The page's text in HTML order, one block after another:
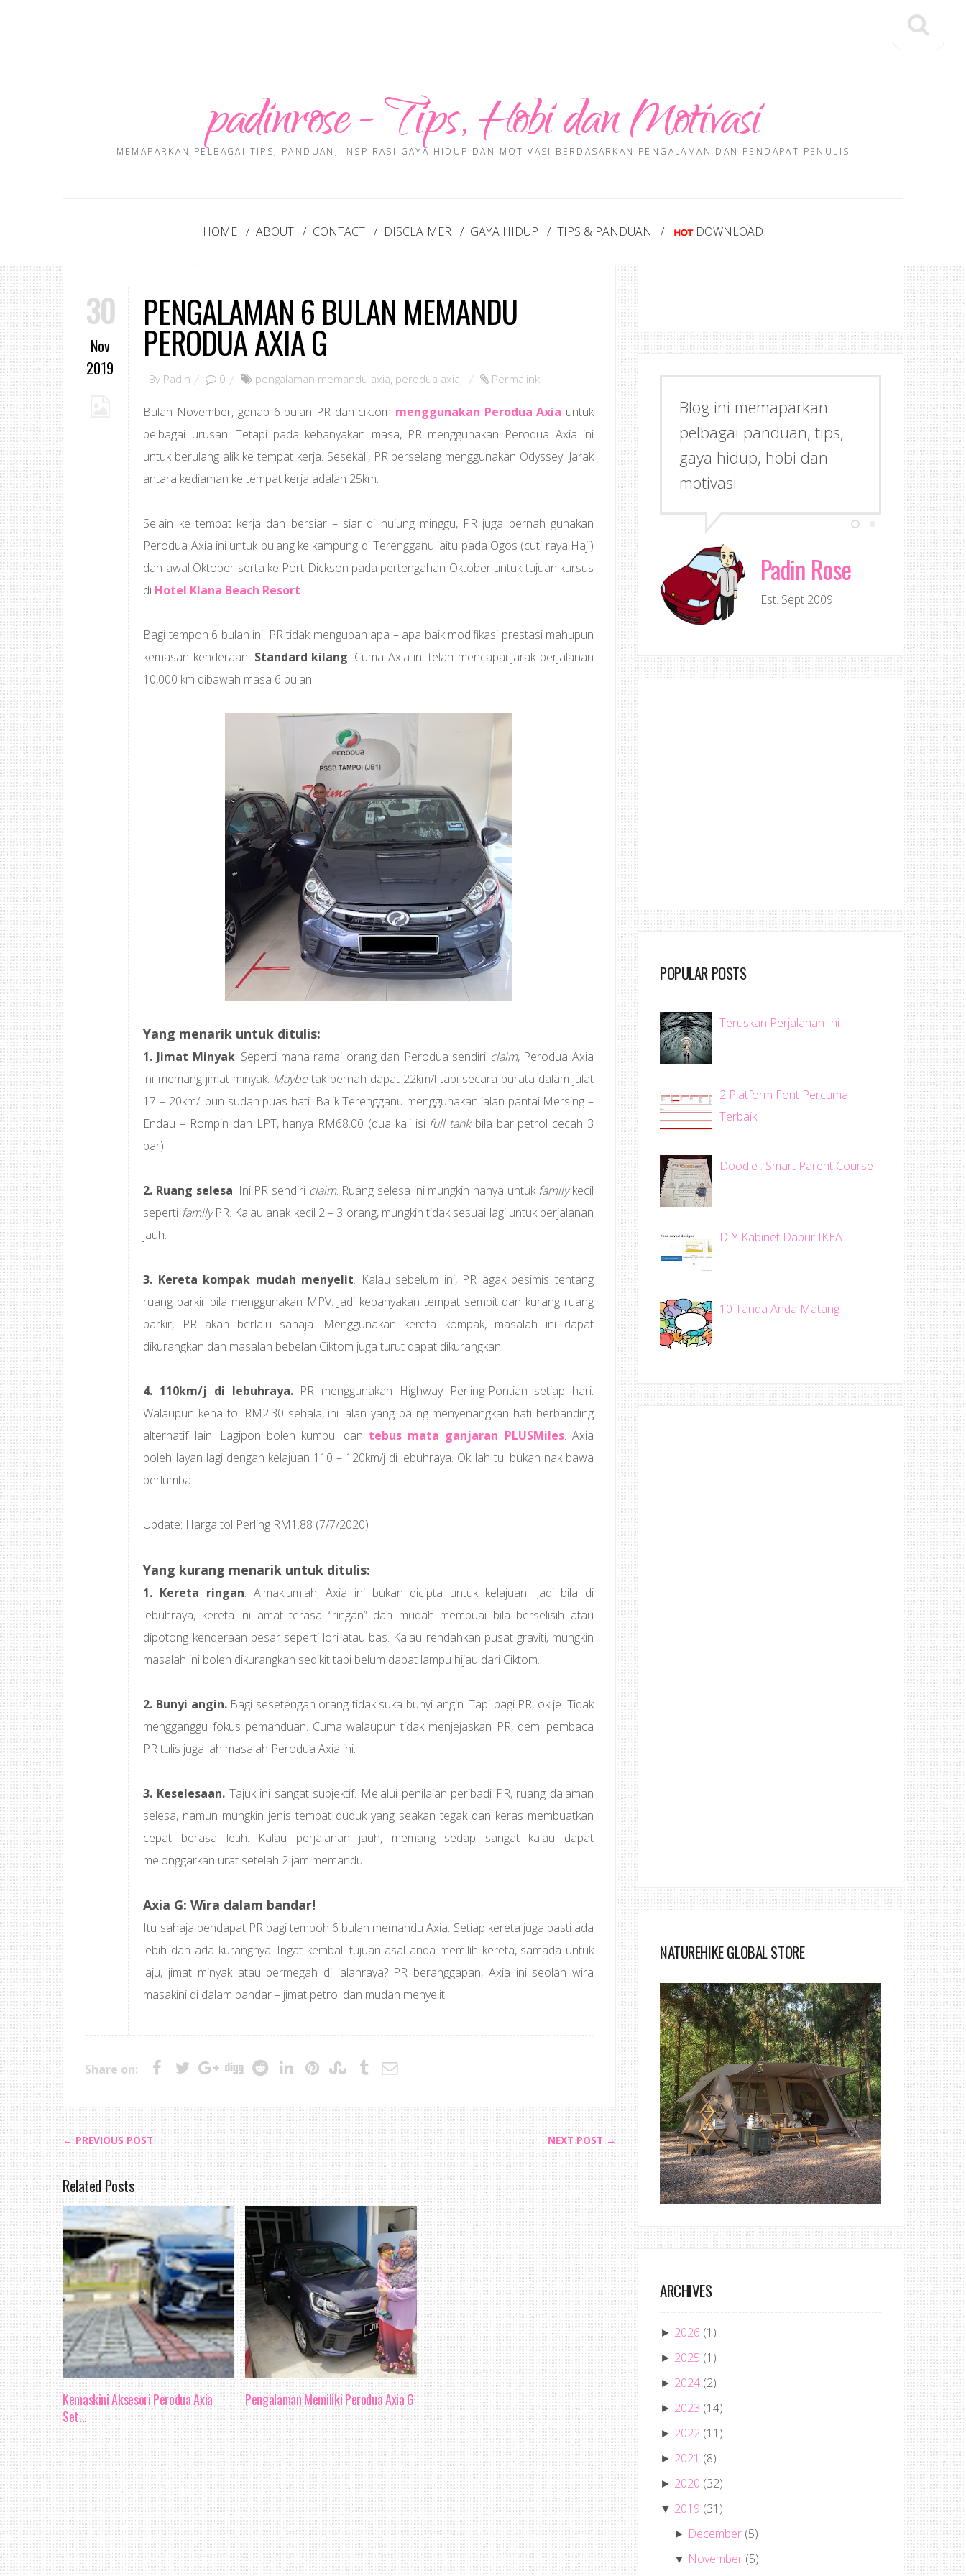
padinrose - Tips, Hobi dan Motivasi
MEMAPARKAN PELBAGAI TIPS, PANDUAN, INSPIRASI GAYA HIDUP DAN MOTIVASI BERDASARKAN PENGALAMAN DAN PENDAPAT PENULIS
HOME ABOUT CONTACT DISCLAIMER GAYA HIDUP TIPS & PANDUAN DOWNLOAD
30
Nov
2019
PENGALAMAN 6 BULAN MEMANDU
PERODUA AXIA G
By Padin 0 pengalaman memandu axia, perodua axia, Permalink
Bulan November, genap 6 bulan PR dan ciktom menggunakan Perodua Axia untuk
pelbagai urusan. Tetapi pada kebanyakan masa, PR menggunakan Perodua Axia ini
untuk berulang alik ke tempat kerja. Sesekali, PR berselang menggunakan Odyssey. Jarak
antara kediaman ke tempat kerja adalah 25km.
Selain ke tempat kerja dan bersiar – siar di hujung minggu, PR juga pernah gunakan
Perodua Axia ini untuk pulang ke kampung di Terengganu iaitu pada Ogos (cuti raya Haji)
dan awal Oktober serta ke Port Dickson pada pertengahan Oktober untuk tujuan kursus
di Hotel Klana Beach Resort.
Bagi tempoh 6 bulan ini, PR tidak mengubah apa – apa baik modifikasi prestasi mahupun
kemasan kenderaan. Standard kilang. Cuma Axia ini telah mencapai jarak perjalanan
10,000 km dibawah masa 6 bulan.
Yang menarik untuk ditulis:
1. Jimat Minyak. Seperti mana ramai orang dan Perodua sendiri claim, Perodua Axia
ini memang jimat minyak. Maybetak pernah dapat 22km/l tapi secara purata dalam julat
17 – 20km/l pun sudah puas hati. Balik Terengganu menggunakan jalan pantai Mersing –
Endau – Rompin dan LPT, hanya RM68.00 (dua kali isi full tankbila bar petrol cecah 3
bar).
2. Ruang selesa. Ini PR sendiri claim. Ruang selesa ini mungkin hanya untuk familykecil
seperti familyPR. Kalau anak kecil 2 – 3 orang, mungkin tidak sesuai lagi untuk perjalanan
jauh.
3. Kereta kompak mudah menyelit. Kalau sebelum ini, PR agak pesimis tentang
ruang parkir bila menggunakan MPV. Jadi kebanyakan tempat sempit dan kurang ruang
parkir, PR akan berlalu sahaja. Menggunakan kereta kompak, masalah ini dapat
dikurangkan dan masalah bebelan Ciktom juga turut dapat dikurangkan.
4. 110km/j di lebuhraya.PR menggunakan Highway Perling-Pontian setiap hari.
Walaupun kena tol RM2.30 sehala, ini jalan yang paling menyenangkan hati berbanding
alternatif lain. Lagipon boleh kumpul dan tebus mata ganjaran PLUSMiles. Axia
boleh layan lagi dengan kelajuan 110 – 120km/j di lebuhraya. Ok lah tu, bukan nak bawa
berlumba.
Update: Harga tol Perling RM1.88 (7/7/2020)
Yang kurang menarik untuk ditulis:
1. Kereta ringan. Almaklumlah, Axia ini bukan dicipta untuk kelajuan. Jadi bila di
lebuhraya, kereta ini amat terasa “ringan” dan mudah membuai bila berselisih atau
dipotong kenderaan besar seperti lori atau bas. Kalau rendahkan pusat graviti, mungkin
masalah ini boleh dikurangkan sedikit tapi belum dapat lampu hijau dari Ciktom.
2. Bunyi angin.Bagi sesetengah orang tidak suka bunyi angin. Tapi bagi PR, ok je. Tidak
mengganggu fokus pemanduan. Cuma walaupun tidak menjejaskan PR, demi pembaca
PR tulis juga lah masalah Perodua Axia ini.
3. Keselesaan. Tajuk ini sangat subjektif. Melalui penilaian peribadi PR, ruang dalaman
selesa, namun mungkin jenis tempat duduk yang seakan tegak dan keras membuatkan
cepat berasa letih. Kalau perjalanan jauh, memang sedap sangat kalau dapat
melonggarkan urat setelah 2 jam memandu.
Axia G: Wira dalam bandar!
Itu sahaja pendapat PR bagi tempoh 6 bulan memandu Axia. Setiap kereta juga pasti ada
lebih dan ada kurangnya. Ingat kembali tujuan asal anda memilih kereta, samada untuk
laju, jimat minyak atau bermegah di jalanraya? PR beranggapan, Axia ini seolah wira
masakini di dalam bandar – jimat petrol dan mudah menyelit!
Share on:
← PREVIOUS POST NEXT POST →
Related Posts
Kemaskini Aksesori Perodua Axia
Set...
Pengalaman Memiliki Perodua Axia G
Blog ini memaparkan
pelbagai panduan, tips,
gaya hidup, hobi dan
motivasi
Padin Rose
Est. Sept 2009
POPULAR POSTS
Teruskan Perjalanan Ini
2 Platform Font Percuma
Terbaik
Doodle : Smart Parent Course
DIY Kabinet Dapur IKEA
10 Tanda Anda Matang
NATUREHIKE GLOBAL STORE
ARCHIVES
► 2026 (1)
► 2025 (1)
► 2024 (2)
► 2023 (14)
► 2022 (11)
► 2021 (8)
► 2020 (32)
▼ 2019 (31)
► December (5)
▼ November (5)